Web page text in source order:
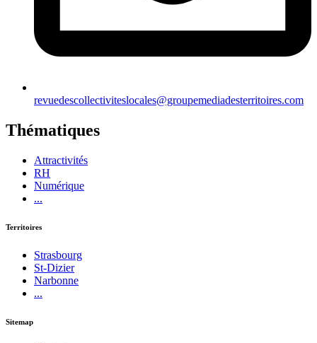
revuedescollectiviteslocales@groupemediadesterritoires.com
Thématiques
Attractivités
RH
Numérique
...
Territoires
Strasbourg
St-Dizier
Narbonne
...
Sitemap